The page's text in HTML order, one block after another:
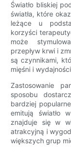
Światło bliskiej
światła, które
leżące u
korzyści
może
przepływ krwi i
są czynnikami,
mięśni i
Zastosowanie
sposobu
bardziej
emitują światło
znajduje się w
atrakcyjną i
większych grup